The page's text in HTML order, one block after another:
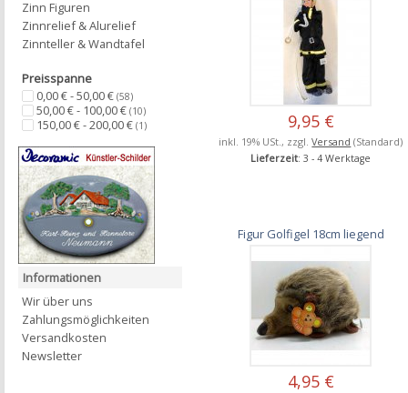
9,95 €
inkl. 19% USt., zzgl.Versand (Standard)
Lieferzeit: 3 - 4 Werktage
Figur Golfigel 18cm liegend
4,95 €
Zinn Figuren
Zinnrelief & Alurelief
Zinnteller & Wandtafel
Preisspanne
0,00 € - 50,00 € (58)
50,00 € - 100,00 € (10)
150,00 € - 200,00 € (1)
Informationen
Wir über uns
Zahlungsmöglichkeiten
Versandkosten
Newsletter